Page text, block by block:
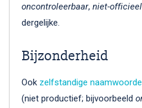
oncontroleerbaar, niet-officieel
dergelijke.
Bijzonderheid
Ook zelfstandige
(niet productief; bijvoorbeeld